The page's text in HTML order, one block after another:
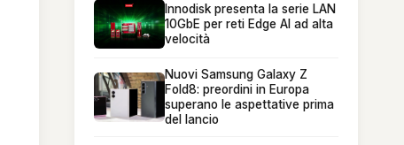
Innodisk presenta la serie LAN
10GbE per reti Edge AI ad alta
velocità
Nuovi Samsung Galaxy Z
Fold8: preordini in Europa
superano le aspettative prima
del lancio